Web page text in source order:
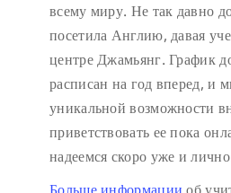
всему миру. Не так давно
посетила Англию, давая
центре Джамьянг. График
расписан на год вперед, и
уникальной возможности
приветствовать ее пока
надеемся скоро уже и